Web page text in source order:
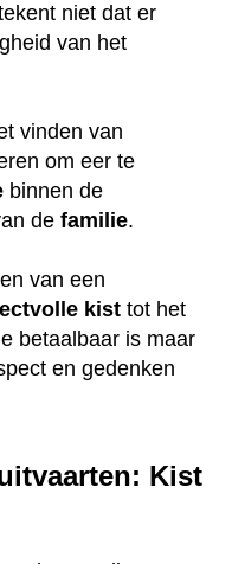
niet dat er
van het
vinden van
om eer te
binnen de
de familie.
van een
kist tot het
betaalbaar is maar
en gedenken
Kist